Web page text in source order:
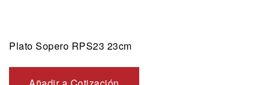
Plato Sopero RPS23 23cm